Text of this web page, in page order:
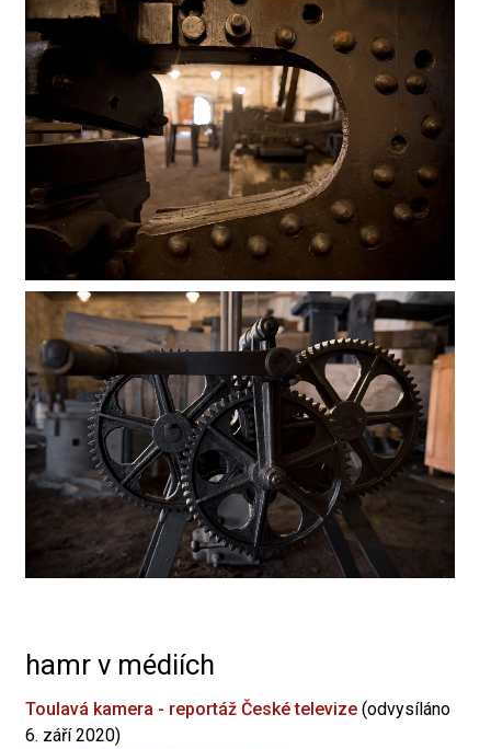
hamr v médiích
Toulavá kamera - reportáž České televize (odvysíláno
6. září 2020)